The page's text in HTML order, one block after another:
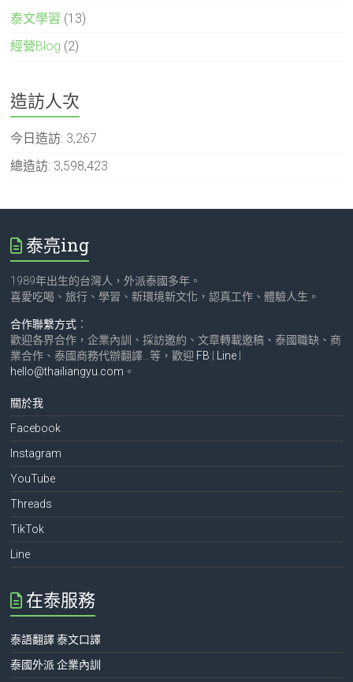
泰文學習 (13)
經營Blog (2)
造訪人次
今日造訪: 3,267
總造訪: 3,598,423
泰亮ing
1989年出生的台灣人，外派泰國多年。
喜愛吃喝、旅行、學習、新環境新文化，認真工作、體驗人生。
合作聯繫方式 ：
歡迎各界合作，企業內訓、採訪邀約、文章轉載邀稿、泰國職缺、商
業合作、泰國商務代辦翻譯…等，歡迎 FB Line
hello@thailiangyu.com 。
關於我
Facebook
Instagram
YouTube
Threads
TikTok
Line
在泰服務
泰語翻譯 泰文口譯
泰國外派 企業內訓